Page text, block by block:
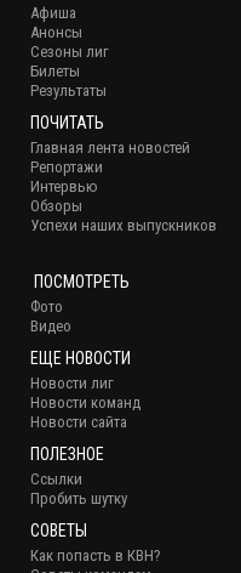
Афиша
Анонсы
Сезоны лиг
Билеты
Результаты
ПОЧИТАТЬ
Главная лента новостей
Репортажи
Интервью
Обзоры
Успехи наших выпускников
ПОСМОТРЕТЬ
Фото
Видео
ЕЩЕ НОВОСТИ
Новости лиг
Новости команд
Новости сайта
ПОЛЕЗНОЕ
Ссылки
Пробить шутку
СОВЕТЫ
Как попасть в КВН?